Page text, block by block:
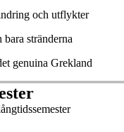
och utflykter
stränderna
genuina Grekland